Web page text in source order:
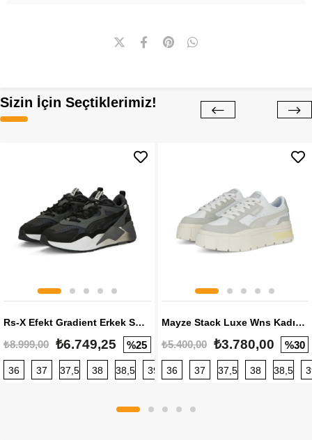
Sizin İçin Seçtiklerimiz!
Rs-X Efekt Gradient Erkek Sneaker
₺8.999,00 ₺6.749,25 %25
36 37 37,5 38 38,5 39 40 40,5 41 42 42,5
Mayze Stack Luxe Wns Kadın Sneaker
₺5.400,00 ₺3.780,00 %30
36 37 37,5 38 38,5